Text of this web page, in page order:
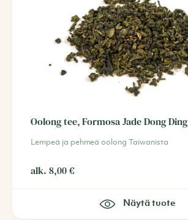
Oolong tee, Formosa Jade Dong Ding
Lempeä ja pehmeä oolong Taiwanista
alk. 8,00€
Näytä tuote